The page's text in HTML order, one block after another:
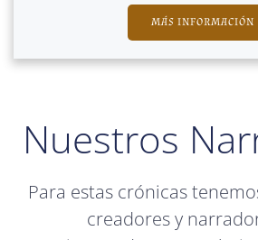
MÁS INFORMACIÓN
Nuestros
Para estas crónicas
creadores y